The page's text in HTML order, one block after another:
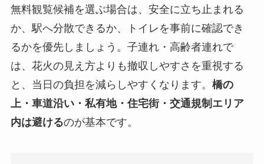
無料観覧候補を選ぶ場合は、安全に立ち止まれる
か、駅へ分散できるか、トイレを事前に確認でき
るかを優先しましょう。子連れ・高齢者連れで
は、花火の見え方よりも撤収しやすさを重視する
と、当日の負担を減らしやすくなります。 橋の
上・車道沿い・私有地・住宅街・交通規制エリア
内は避けるのが基本です。